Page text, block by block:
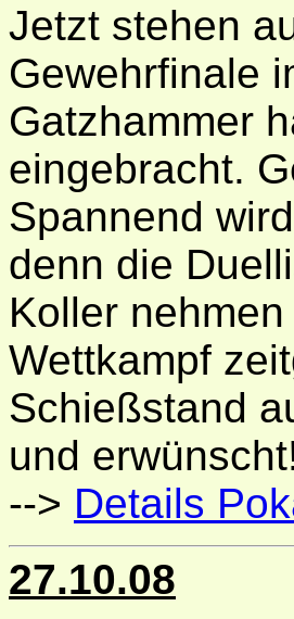
Jetzt stehen
Gewehrfinale
Gatzhammer
eingebracht.
Spannend
denn die
Koller
Wettkampf
Schießstand
und
--> Details
27.10.08